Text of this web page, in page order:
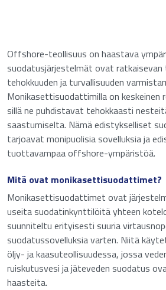
Offshore-teollisuus on haastava
suodatusjärjestelmät ovat
tehokkuuden ja turvallisuuden
Monikasettisuodattimilla on keskeinen
sillä ne puhdistavat tehokkaasti
saastumiselta. Nämä edistykselliset
tarjoavat monipuolisia sovelluksia ja
tuottavampaa offshore-ympäristöä.
Mitä ovat monikasettisuodattimet?
Monikasettisuodattimet ovat
useita suodatinkynttilöitä yhteen
suunniteltu erityisesti suuria
suodatussovelluksia varten. Niitä
öljy- ja kaasuteollisuudessa, jossa
ruiskutusvesi ja jäteveden suodatus
haasteita.